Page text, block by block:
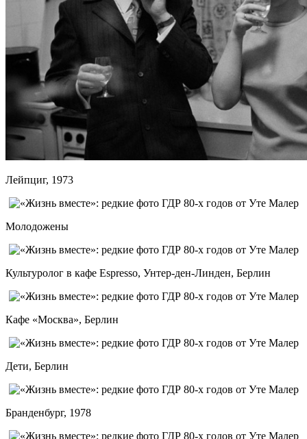
Лейпциг, 1973
Молодожены
Культуролог в кафе Espresso, Унтер-ден-Линден, Берлин
Кафе «Москва», Берлин
Дети, Берлин
Бранденбург, 1978